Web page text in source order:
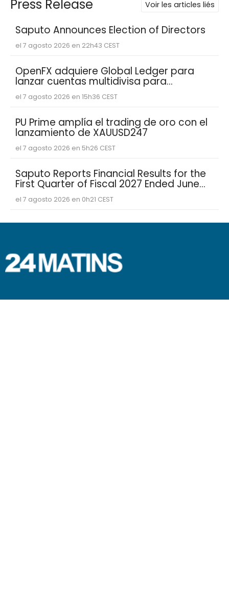
Press Release Voir les articles liés
Saputo Announces Election of Directors
el 7 agosto 2026 en 22h43 CEST
OpenFX adquiere Global Ledger para
lanzar cuentas multidivisa para
empresas fintech
el 7 agosto 2026 en 15h36 CEST
PU Prime amplía el trading de oro con el
lanzamiento de XAUUSD247
el 7 agosto 2026 en 5h26 CEST
Saputo Reports Financial Results for the
First Quarter of Fiscal 2027 Ended June
30, 2026
el 7 agosto 2026 en 0h21 CEST